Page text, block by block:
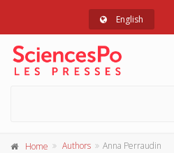
English
Home Authors Anna Perraudin